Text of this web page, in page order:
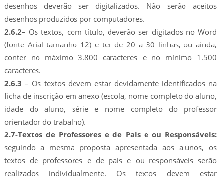
desenhos deverão ser digitalizados. Não serão aceitos
desenhos produzidos por computadores.
2.6.2– Os textos, com título, deverão ser digitados no Word
(fonte Arial tamanho 12) e ter de 20 a 30 linhas, ou ainda,
conter no máximo 3.800 caracteres e no mínimo 1.500
caracteres.
2.6.3 – Os textos devem estar devidamente identificados na
ficha de inscrição em anexo (escola, nome completo do aluno,
idade do aluno, série e nome completo do professor
orientador do trabalho).
2.7-Textos de Professores e de Pais e ou Responsáveis:
seguindo a mesma proposta apresentada aos alunos, os
textos de professores e de pais e ou responsáveis serão
realizados individualmente. Os textos devem estar